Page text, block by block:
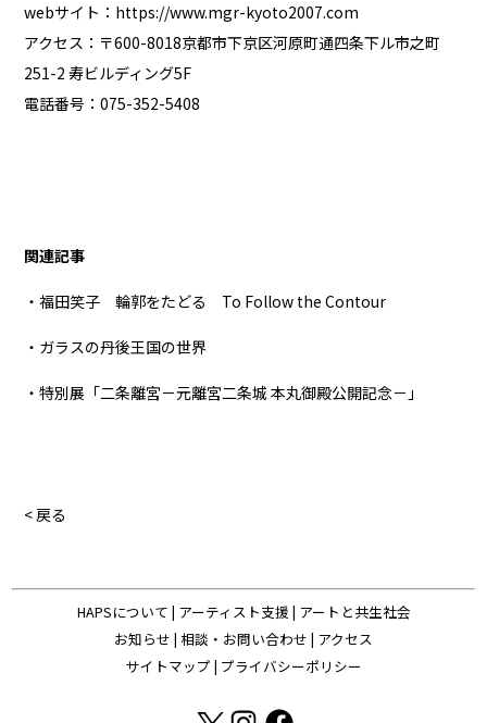
webサイト： https://www.mgr-kyoto2007.com
アクセス：〒600-8018京都市下京区河原町通四条下ル市之町
251-2 寿ビルディング5F
電話番号：075-352-5408
関連記事
・福田笑子 輪郭をたどる To Follow the Contour
・ガラスの丹後王国の世界
・特別展「二条離宮－元離宮二条城 本丸御殿公開記念－」
< 戻る
HAPSについて | アーティスト支援 | アートと共生社会
お知らせ | 相談・お問い合わせ | アクセス
サイトマップ | プライバシーポリシー